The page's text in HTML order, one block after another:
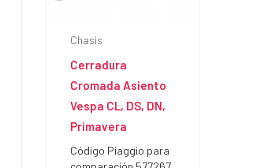
Chasis
Cerradura
Cromada Asiento
Vespa CL, DS, DN,
Primavera
Código Piaggio para